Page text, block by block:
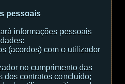
pessoais
informações pessoais
(acordos) com o utilizador
no cumprimento das
dos contratos concluído;